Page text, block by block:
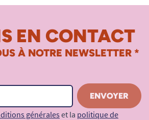
EN CONTACT
À NOTRE NEWSLETTER *
généraleset la politique de